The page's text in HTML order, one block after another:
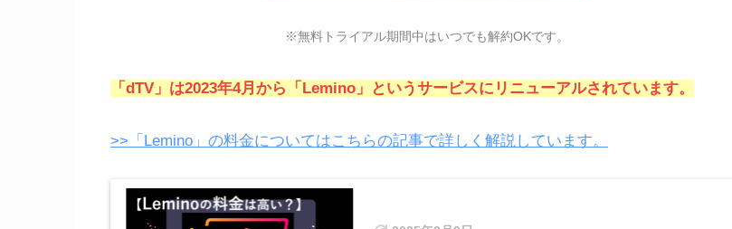
※無料トライアル期間中はいつでも解約OKです。
「dTV」は2023年4月から「Lemino」というサービスにリニューアルされています。
>>「Lemino」の料金についてはこちらの記事で詳しく解説しています。